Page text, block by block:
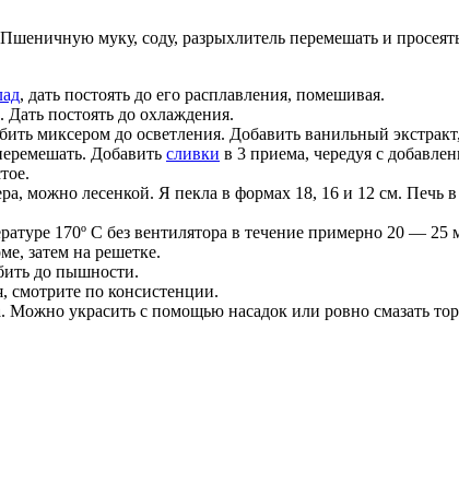
муку, соду, разрыхлитель перемешать и
, дать постоять до его расплавления, помешивая.
постоять до охлаждения.
миксером до осветления. Добавить ванильный
Добавить сливки в 3 приема, чередуя с
можно лесенкой. Я пекла в формах 18, 16 и 12 см. Печь в
170º C без вентилятора в течение примерно 20 —
затем на решетке.
до пышности.
смотрите по консистенции.
Можно украсить с помощью насадок или ровно смазать